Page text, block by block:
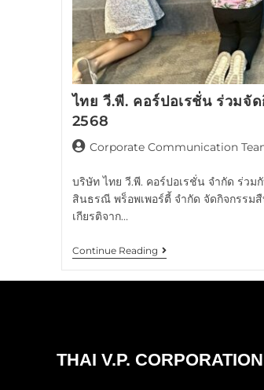
ไทย วี.พี. คอร์ปอเรชั่น ร่วมจั
2568
Corporate Communication
บริษัท ไทย วี.พี. คอร์ปอเรชั่น จำกัด ร่ว
สินธรณี พร็อพเพอร์ตี้ จำกัด จัดกิจกรรม
เกียรติจาก…
Continue Reading
THAI V.P.